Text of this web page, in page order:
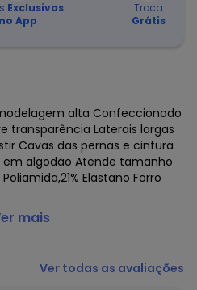
Exclusivos
no App
Troca
Grátis
alta Confeccionado
transparência Laterais largas
Cavas das pernas e cintura
algodão Atende tamanho
Elastano Forro
Demillus 56025
mais
Ver todas as avaliações